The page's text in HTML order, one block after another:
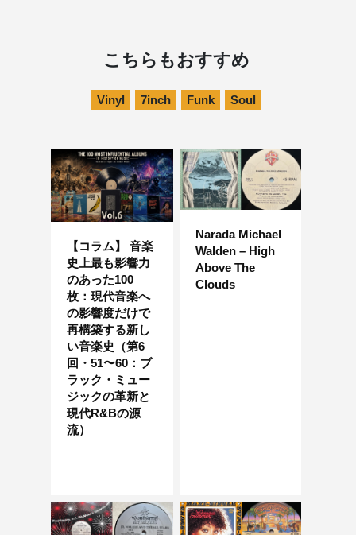
こちらもおすすめ
Vinyl 7inch Funk Soul
【コラム】 音楽
史上最も影響力
のあった100
枚：現代音楽へ
の影響度だけで
再構築する新し
い音楽史（第6
回・51〜60：ブ
ラック・ミュー
ジックの革新と
現代R&Bの源
流）
Narada Michael
Walden – High
Above The
Clouds